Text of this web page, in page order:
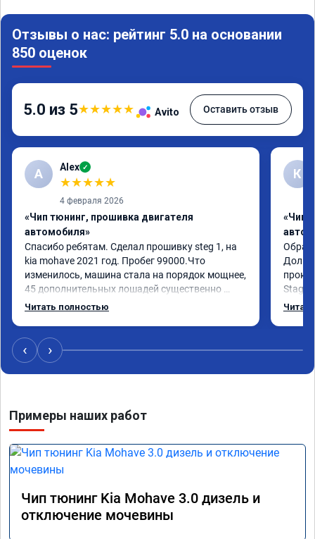
Отзывы о нас: рейтинг 5.0 на основании
850 оценок
5.0 из 5★★★★★ Avito Оставить отзыв
A Alex ✓
★★★★★
4 февраля 2026
«Чип тюнинг, прошивка двигателя
автомобиля»
Спасибо ребятам. Сделал прошивку steg 1, на
kia mohave 2021 год. Пробег 99000.Что
изменилось, машина стала на порядок мощнее,
45 дополнительных лошадей существенно
чувствуется и соответственно крутящего
12-12.5. Коробка перестала подпинывать при
наборе скорости. Педаль газа более
отзывчевее. В целом, я очень доволен.!
Читать полностью
К
«Чип
Долго
Stage
с
‹ ›
Примеры наших работ
Чип тюнинг Kia Mohave 3.0 дизель и
отключение мочевины